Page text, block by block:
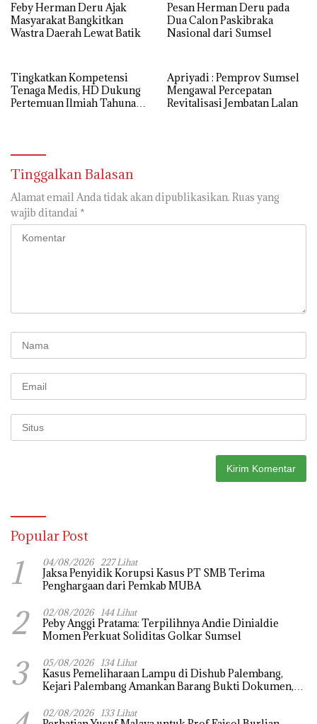
Feby Herman Deru Ajak
Masyarakat Bangkitkan
Wastra Daerah Lewat Batik
Pesan Herman Deru pada
Dua Calon Paskibraka
Nasional dari Sumsel
Tingkatkan Kompetensi
Tenaga Medis, HD Dukung
Pertemuan Ilmiah Tahunan
Apriyadi : Pemprov Sumsel
Mengawal Percepatan
Revitalisasi Jembatan Lalan
Tinggalkan Balasan
Alamat email Anda tidak akan dipublikasikan. Ruas yang
wajib ditandai *
Popular Post
1 04/08/2026 227 Lihat
Jaksa Penyidik Korupsi Kasus PT SMB Terima
Penghargaan dari Pemkab MUBA
2 02/08/2026 144 Lihat
Peby Anggi Pratama: Terpilihnya Andie Dinialdie
Momen Perkuat Soliditas Golkar Sumsel
3 05/08/2026 134 Lihat
Kasus Pemeliharaan Lampu di Dishub Palembang,
Kejari Palembang Amankan Barang Bukti Dokumen,
02/08/2026 133 Lihat